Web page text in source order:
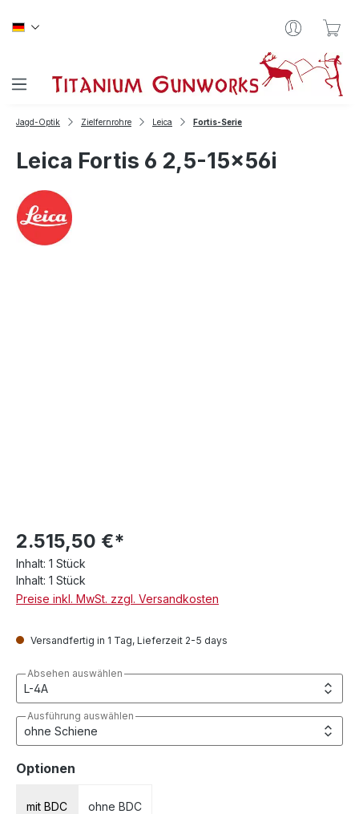
Jagd-Optik Zielfernrohre Leica Fortis-Serie
Leica Fortis 6 2,5-15x56i
2.515,50 €*
Inhalt: 1 Stück
Inhalt: 1 Stück
Preise inkl. MwSt. zzgl. Versandkosten
Versandfertig in 1 Tag, Lieferzeit 2-5 days
Absehen auswählen
Ausführung auswählen
Optionen
mit BDC ohne BDC